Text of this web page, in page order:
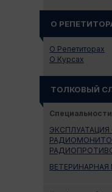
О
О Репетиторах
О Курсах
ТОЛКОВЫЙ